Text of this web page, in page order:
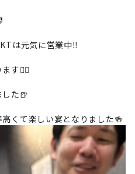
は元気に営業中‼️
す🙇‍♂️
た🍺
くて楽しい宴となりました🍻